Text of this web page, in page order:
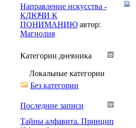
Направление искусства -
КЛЮЧИ К
ПОНИМАНИЮ автор:
Магнолия
Категории дневника
Локальные категории
Без категории
Последние записи
Тайны алфавита. Принцип